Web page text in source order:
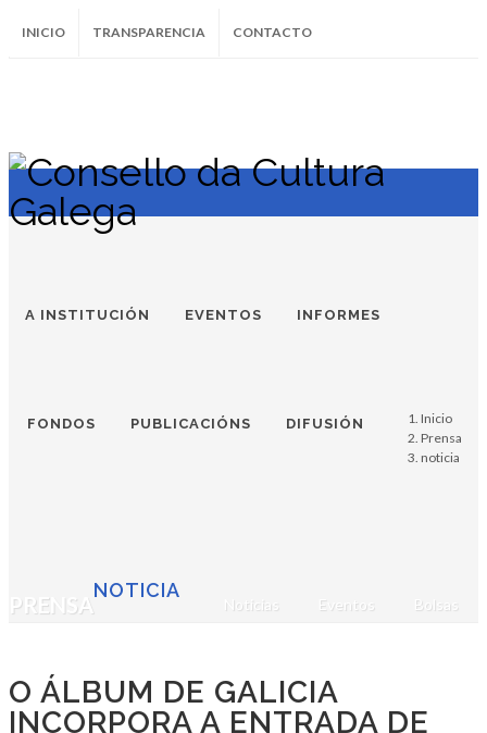
INICIO TRANSPARENCIA CONTACTO
InstagramFacebookTwitter Soundcloud
Youtube
A INSTITUCIÓN EVENTOS INFORMES
FONDOS PUBLICACIÓNS DIFUSIÓN
PRENSA Noticias Eventos Bolsas
NOTICIA
Inicio
Prensa
noticia
O ÁLBUM DE GALICIA
INCORPORA A ENTRADA DE